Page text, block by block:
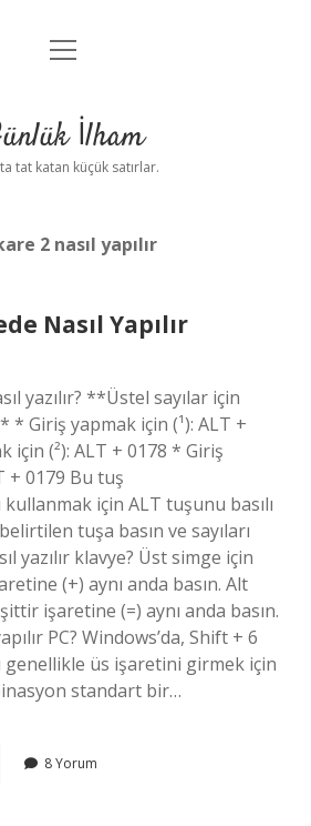
Anasayfa
Yasal Uyarı
menüyü
İlham
tat katan küçük satırlar.
2 nasıl yapılır
Nasıl Yapılır
yazılır? **Üstel sayılar için
* Giriş yapmak için (¹): ALT +
için (²): ALT + 0178 * Giriş
+ 0179 Bu tuş
için ALT tuşunu basılı
tuşa basın ve sayıları
yazılır klavye? Üst simge için
(+) aynı anda basın. Alt
işaretine (=) aynı anda basın.
PC? Windows’da, Shift + 6
üs işaretini girmek için
standart bir…
8 Yorum